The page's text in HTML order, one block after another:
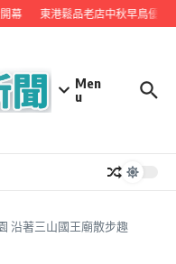
幕 東港鬆品老店中秋早鳥優惠
Men
u
沿著三山國王廟散步趣